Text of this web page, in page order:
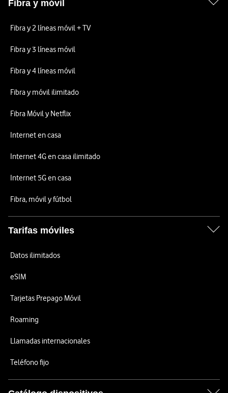
Fibra y móvil
Fibra y 2 líneas móvil + TV
Fibra y 3 líneas móvil
Fibra y 4 líneas móvil
Fibra y móvil ilimitado
Fibra Móvil y Netflix
Internet en casa
Internet 4G en casa ilimitado
Internet 5G en casa
Fibra, móvil y fútbol
Tarifas móviles
Datos ilimitados
eSIM
Tarjetas Prepago Móvil
Roaming
Llamadas internacionales
Teléfono fijo